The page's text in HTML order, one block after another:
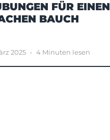
FÜR EINEN
BAUCH
2025 • 4 Minuten lesen